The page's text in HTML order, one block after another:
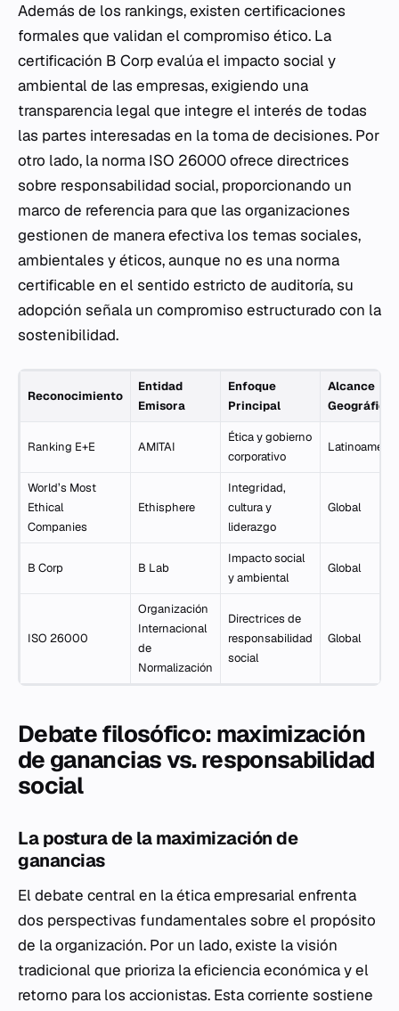
Además de los rankings, existen certificaciones
formales que validan el compromiso ético. La
certificación B Corp evalúa el impacto social y
ambiental de las empresas, exigiendo una
transparencia legal que integre el interés de todas
las partes interesadas en la toma de decisiones. Por
otro lado, la norma ISO 26000 ofrece directrices
sobre responsabilidad social, proporcionando un
marco de referencia para que las organizaciones
gestionen de manera efectiva los temas sociales,
ambientales y éticos, aunque no es una norma
certificable en el sentido estricto de auditoría, su
adopción señala un compromiso estructurado con la
sostenibilidad.
Reconocimiento
Entidad
Emisora
Enfoque
Principal
Alcance
Geográfico
Ranking E+E AMITAI
Ética y gobierno
corporativo
World’s Most
Ethical
Companies
Ethisphere
Integridad,
cultura y
liderazgo
Global
B Corp B Lab
Impacto social
y ambiental
Global
ISO 26000
Organización
Internacional
de
Normalización
Directrices de
responsabilidad
social
Global
Debate filosófico: maximización
de ganancias vs. responsabilidad
social
La postura de la maximización de
ganancias
El debate central en la ética empresarial enfrenta
dos perspectivas fundamentales sobre el propósito
de la organización. Por un lado, existe la visión
tradicional que prioriza la eficiencia económica y el
retorno para los accionistas. Esta corriente sostiene